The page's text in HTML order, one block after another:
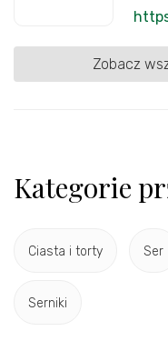
Zobacz
Kategorie
Ciasta i torty Ser
Serniki